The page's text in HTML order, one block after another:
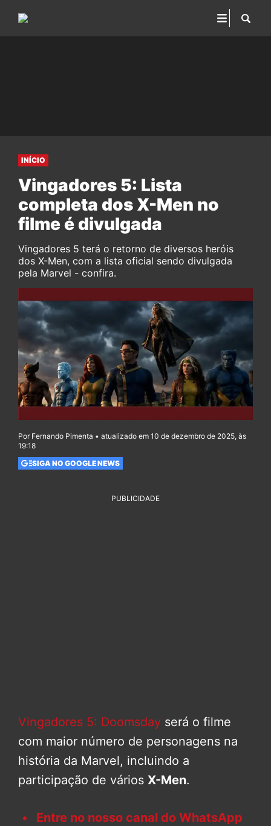
INÍCIO
Vingadores 5: Lista
completa dos X-Men no
filme é divulgada
Vingadores 5 terá o retorno de diversos heróis
dos X-Men, com a lista oficial sendo divulgada
pela Marvel - confira.
Por Fernando Pimenta • atualizado em 10 de dezembro de 2025, às
19:18
SIGA NO GOOGLE NEWS
PUBLICIDADE
Vingadores 5: Doomsday será o filme
com maior número de personagens na
história da Marvel, incluindo a
participação de vários X-Men.
Entre no nosso canal do WhatsApp